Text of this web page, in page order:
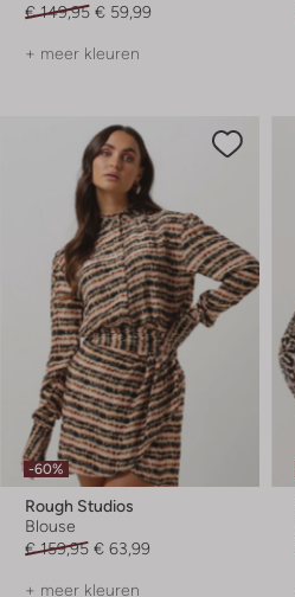
€ 149,95 € 59,99
+ meer kleuren
-60%
Rough Studios
Blouse
€ 159,95 € 63,99
+ meer kleuren